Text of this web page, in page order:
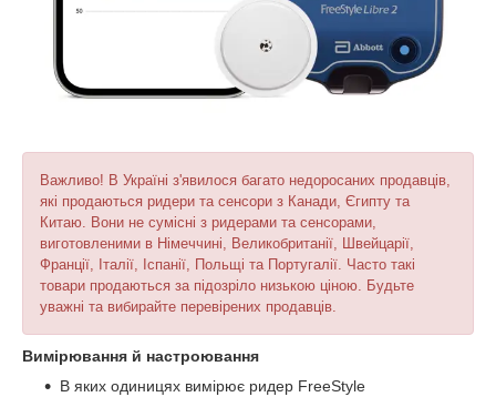
Важливо! В Україні з'явилося багато недоросаних продавців,
які продаються ридери та сенсори з Канади, Єгипту та
Китаю. Вони не сумісні з ридерами та сенсорами,
виготовленими в Німеччині, Великобританії, Швейцарії,
Франції, Італії, Іспанії, Польщі та Португалії. Часто такі
товари продаються за підозріло низькою ціною. Будьте
уважні та вибирайте перевірених продавців.
Вимірювання й настроювання
В яких одиницях вимірює ридер FreeStyle